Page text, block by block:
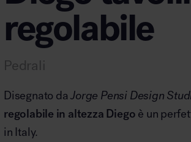
regolabile
Pedrali
Disegnato da Jorge Pensi Design
regolabile in altezza Diego è un
in Italy.